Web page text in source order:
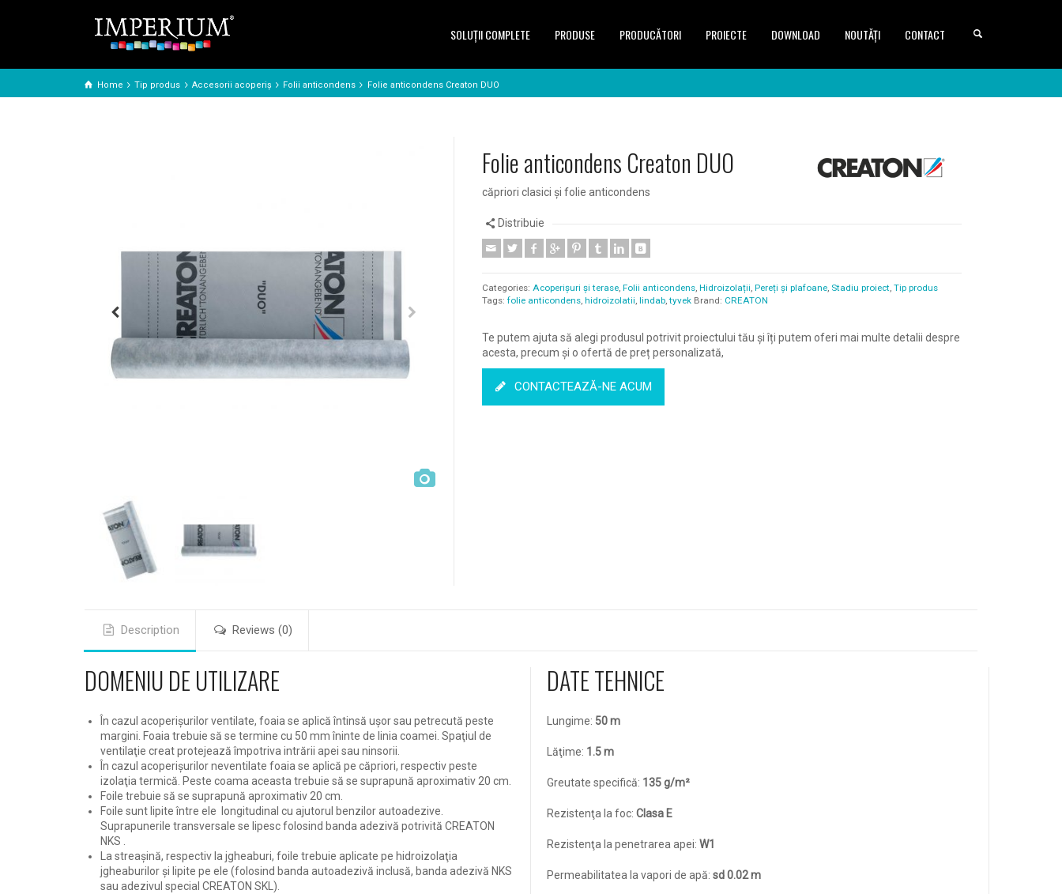
SOLUŢII COMPLETE PRODUSE PRODUCĂTORI PROIECTE DOWNLOAD NOUTĂȚI CONTACT
Home Tip produs Accesorii acoperiş Folii anticondens Folie anticondens Creaton DUO
Folie anticondens Creaton DUO
căpriori clasici și folie anticondens
Distribuie
Categories:Acoperișuri și terase,Folii anticondens,Hidroizolații,Pereți și plafoane, Stadiu proiect,Tip produs
Tags:folie anticondens,hidroizolatii,lindab,tyvek Brand: CREATON
Te putem ajuta să alegi produsul potrivit proiectului tău și îți putem oferi mai multe detalii despre
acesta, precum și o ofertă de preț personalizată,
CONTACTEAZĂ-NE ACUM
Description Reviews (0)
DOMENIU DE UTILIZARE
În cazul acoperişurilor ventilate, foaia se aplică întinsă uşor sau petrecută peste
margini. Foaia trebuie să se termine cu 50 mm îninte de linia coamei. Spaţiul de
ventilaţie creat protejează împotriva intrării apei sau ninsorii.
În cazul acoperişurilor neventilate foaia se aplică pe căpriori, respectiv peste
izolaţia termică. Peste coama aceasta trebuie să se suprapună aproximativ 20 cm.
Foile trebuie să se suprapună aproximativ 20 cm.
Foile sunt lipite între ele longitudinal cu ajutorul benzilor autoadezive.
Suprapunerile transversale se lipesc folosind banda adezivă potrivită CREATON
NKS .
La streaşină, respectiv la jgheaburi, foile trebuie aplicate pe hidroizolaţia
jgheaburilor şi lipite pe ele (folosind banda autoadezivă inclusă, banda adezivă NKS
sau adezivul special CREATON SKL).
DATE TEHNICE
Lungime: 50 m
Lăţime: 1.5 m
Greutate specifică: 135 g/m²
Rezistenţa la foc: Clasa E
Rezistenţa la penetrarea apei: W1
Permeabilitatea la vapori de apă: sd 0.02 m